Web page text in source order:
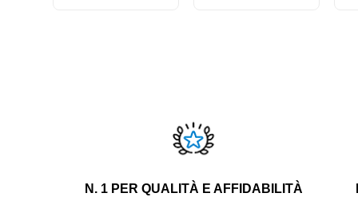
N. 1 PER QUALITÀ E AFFIDABILITÀ